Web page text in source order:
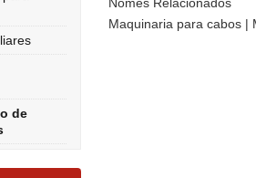
de
Maquinaria para cabos |